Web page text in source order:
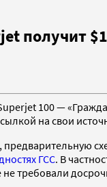
получит
100 —
на свои
ГСС. В
требовали